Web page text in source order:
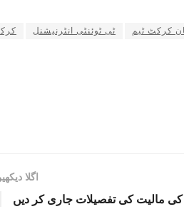
کرکٹ ٹیم ٹی ٹوئنٹی انٹرنیشنل
اگلا
مالیت کی تفصیلات جاری کر دیں